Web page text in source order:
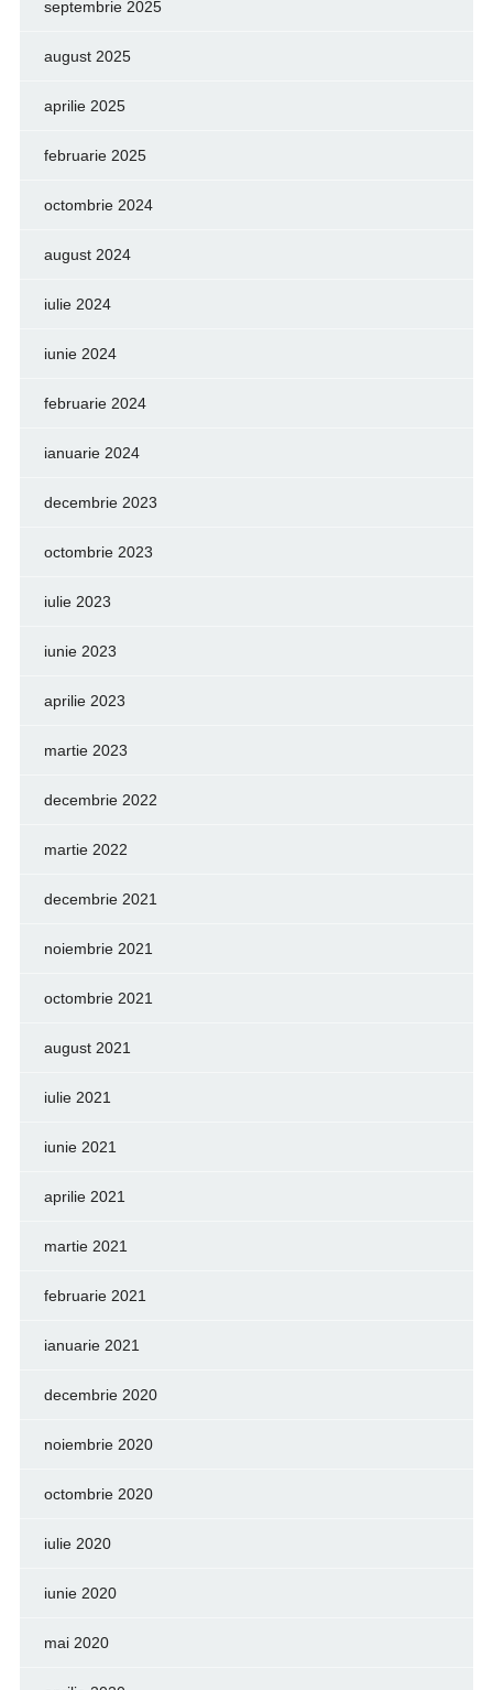
septembrie 2025
august 2025
aprilie 2025
februarie 2025
octombrie 2024
august 2024
iulie 2024
iunie 2024
februarie 2024
ianuarie 2024
decembrie 2023
octombrie 2023
iulie 2023
iunie 2023
aprilie 2023
martie 2023
decembrie 2022
martie 2022
decembrie 2021
noiembrie 2021
octombrie 2021
august 2021
iulie 2021
iunie 2021
aprilie 2021
martie 2021
februarie 2021
ianuarie 2021
decembrie 2020
noiembrie 2020
octombrie 2020
iulie 2020
iunie 2020
mai 2020